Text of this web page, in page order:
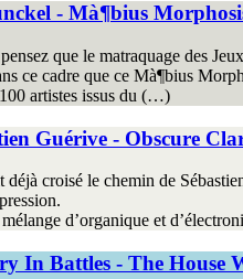
- Mà¶bius
que le matraquage des
ce cadre que ce Mà¶bius
artistes issus du (…)
Guérive - Obscure
déjà croisé le chemin de
mélange d’organique et
In Battles - The House